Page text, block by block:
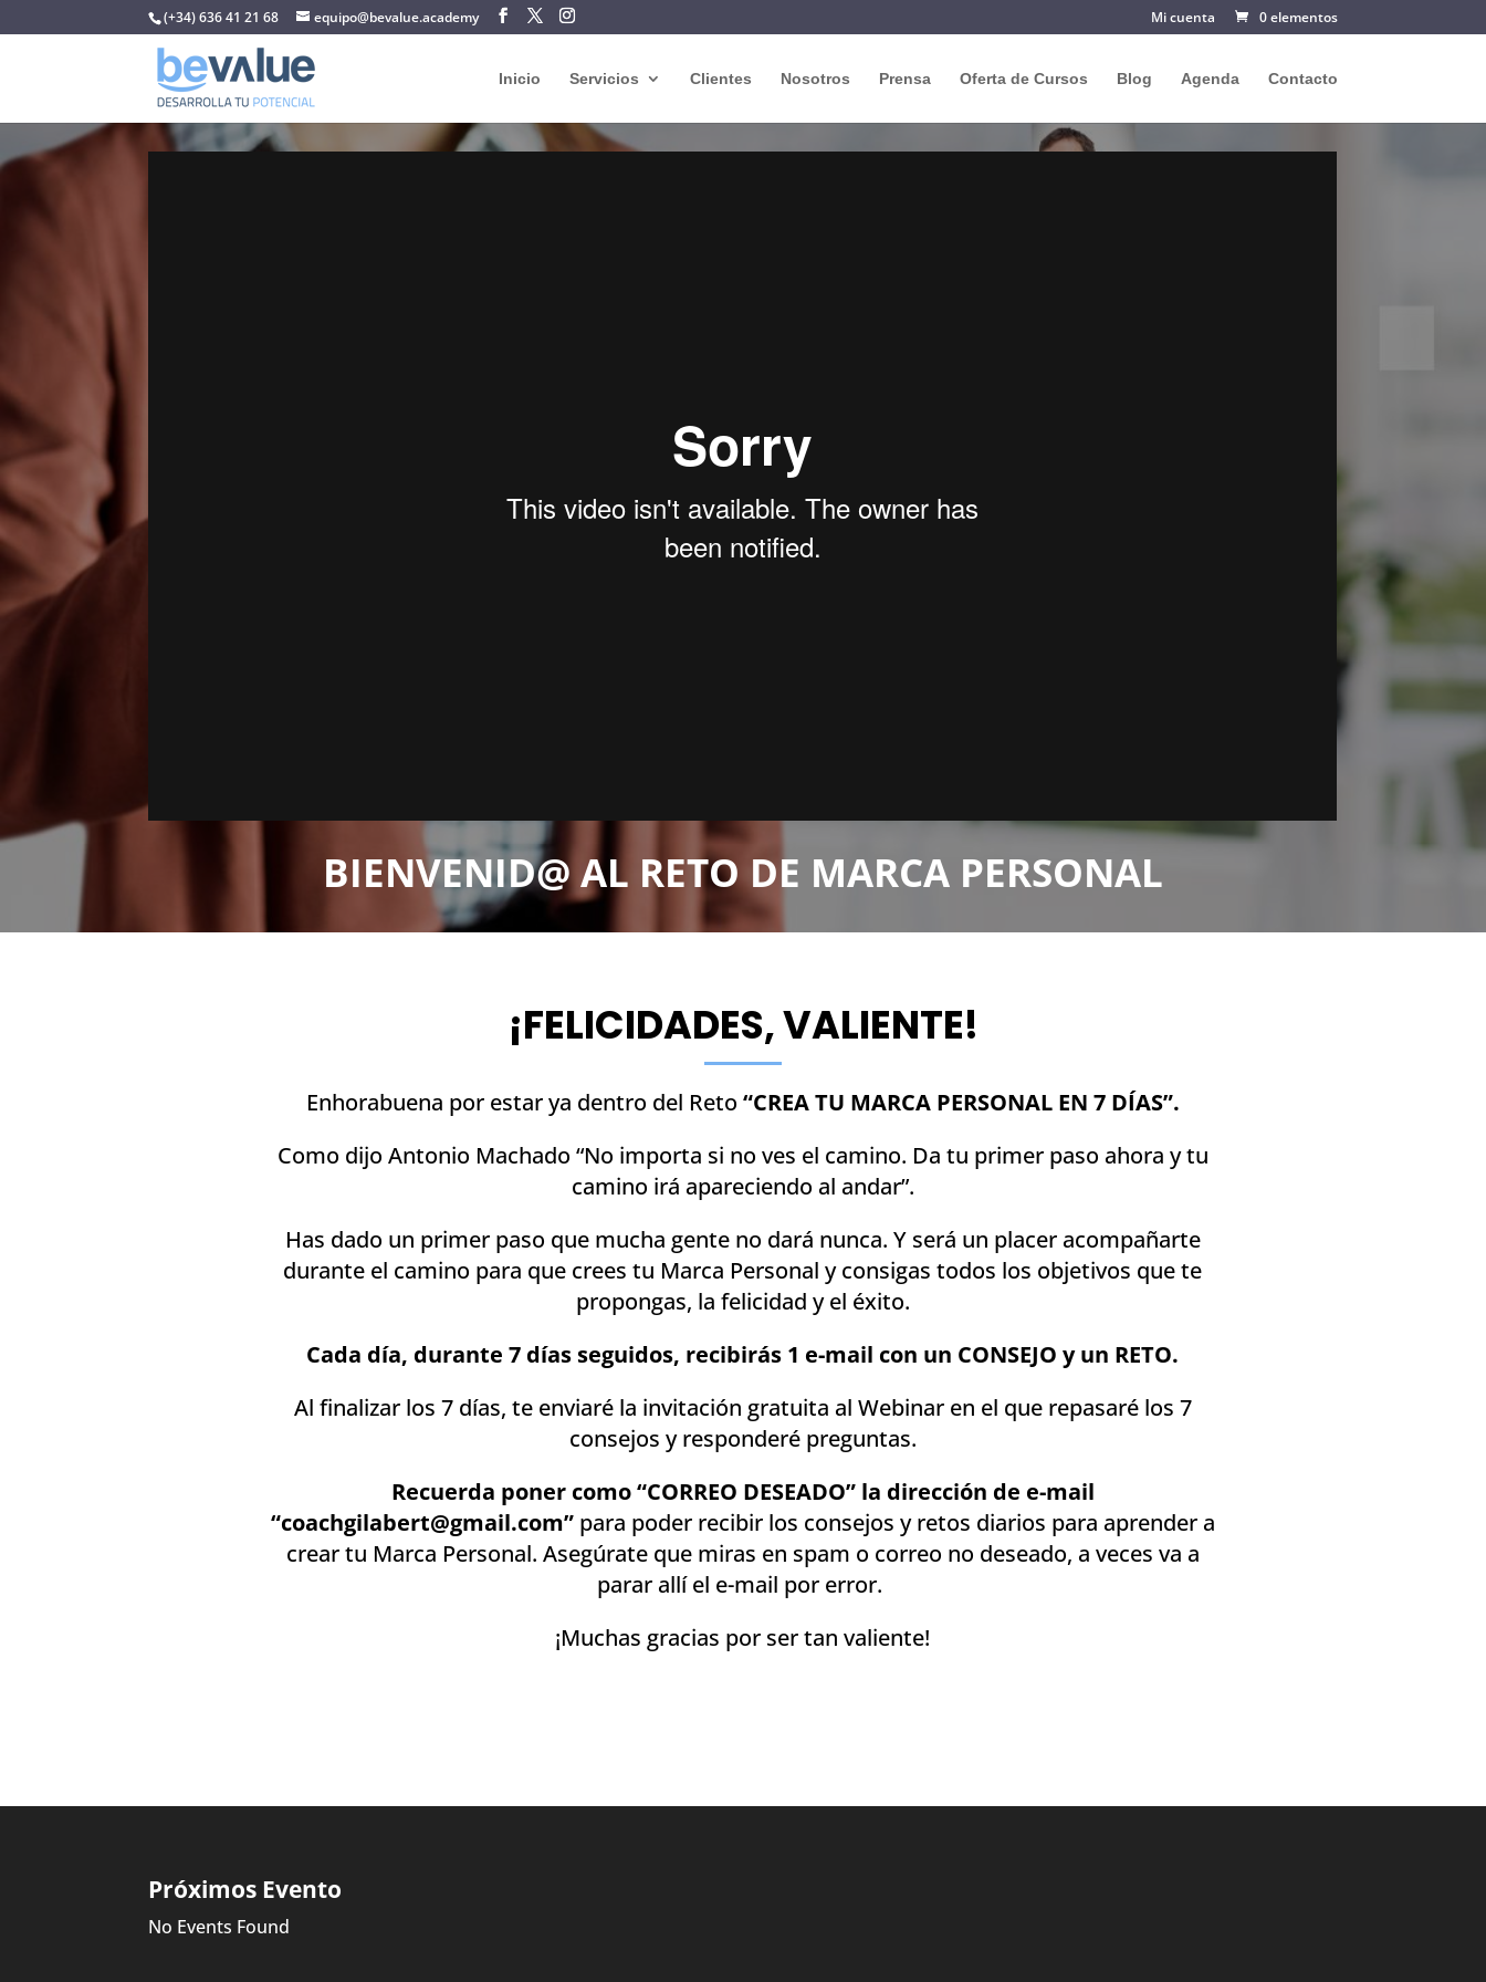
(+34) 636 41 21 68 equipo@bevalue.academy Mi cuenta 0 elementos
Inicio Servicios Clientes Nosotros Prensa Oferta de Cursos Blog Agenda Contacto
BIENVENID@ AL RETO DE MARCA PERSONAL
¡FELICIDADES, VALIENTE!
Enhorabuena por estar ya dentro del Reto “CREA TU MARCA PERSONAL EN 7 DÍAS”.
Como dijo Antonio Machado “No importa si no ves el camino. Da tu primer paso ahora y tu
camino irá apareciendo al andar”.
Has dado un primer paso que mucha gente no dará nunca. Y será un placer acompañarte
durante el camino para que crees tu Marca Personal y consigas todos los objetivos que te
propongas, la felicidad y el éxito.
Cada día, durante 7 días seguidos, recibirás 1 e-mail con un CONSEJO y un RETO.
Al finalizar los 7 días, te enviaré la invitación gratuita al Webinar en el que repasaré los 7
consejos y responderé preguntas.
Recuerda poner como “CORREO DESEADO” la dirección de e-mail
“coachgilabert@gmail.com”para poder recibir los consejos y retos diarios para aprender a
crear tu Marca Personal. Asegúrate que miras en spam o correo no deseado, a veces va a
parar allí el e-mail por error.
¡Muchas gracias por ser tan valiente!
Próximos Evento
No Events Found